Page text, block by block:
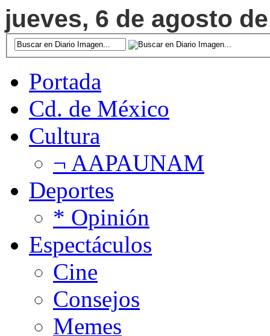
jueves, 6 de agosto
Portada
Cd. de México
Cultura
¬ AAPAUNAM
Deportes
* Opinión
Espectáculos
Cine
Consejos
Memes